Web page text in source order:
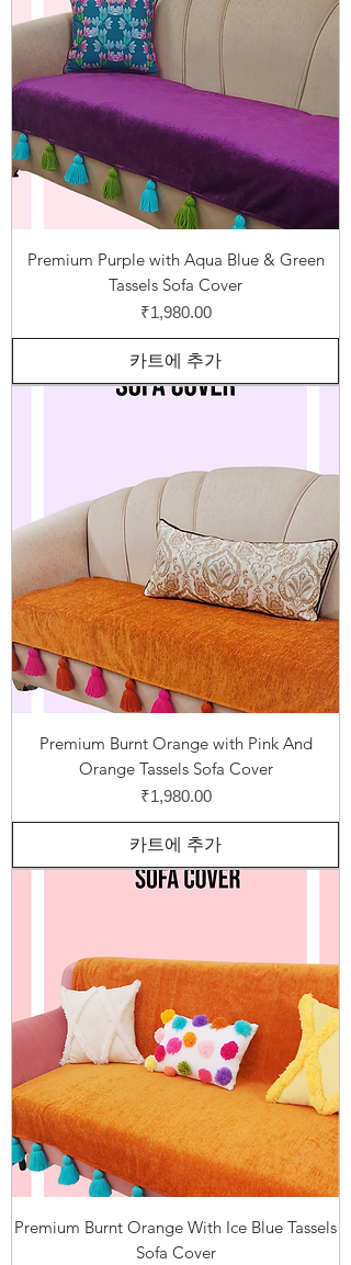
Premium Purple with Aqua Blue & Green
Tassels Sofa Cover
가격
₹1,980.00
카트에 추가
Premium Burnt Orange with Pink And
Orange Tassels Sofa Cover
가격
₹1,980.00
카트에 추가
Premium Burnt Orange With Ice Blue Tassels
Sofa Cover